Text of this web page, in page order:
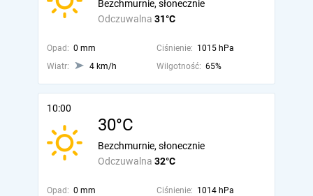
Odczuwalna 31°C
Bezchmurnie, słonecznie
Opad: 0 mm Ciśnienie: 1015 hPa
Wiatr:
4 km/h Wilgotność: 65%
10:00
30°C
Odczuwalna 32°C
Bezchmurnie, słonecznie
Opad: 0 mm Ciśnienie: 1014 hPa